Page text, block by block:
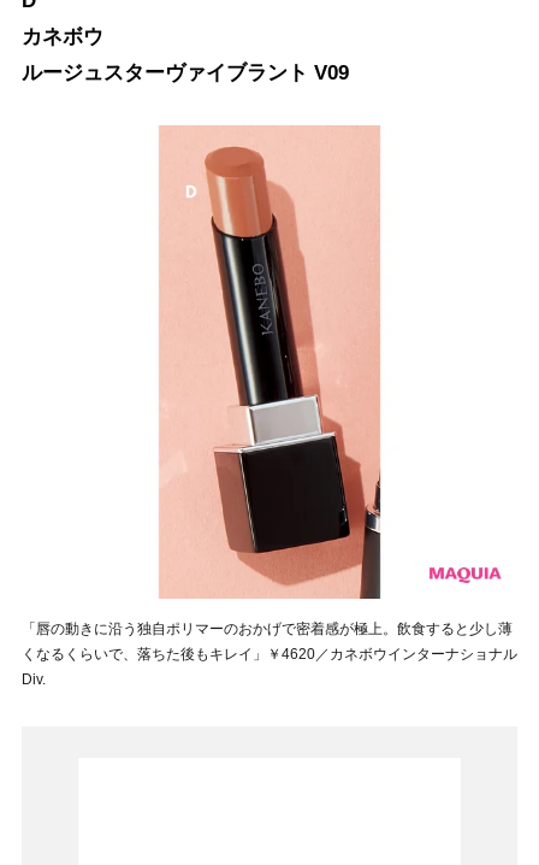
カネボウ
ルージュスターヴァイブラント V09
「唇の動きに沿う独自ポリマーのおかげで密着感が極上。飲食すると少し薄
くなるくらいで、落ちた後もキレイ」￥4620／カネボウインターナショナル
Div.